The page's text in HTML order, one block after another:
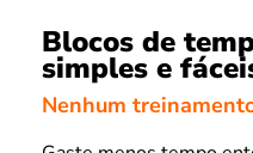
Blocos de
simples e
Nenhum